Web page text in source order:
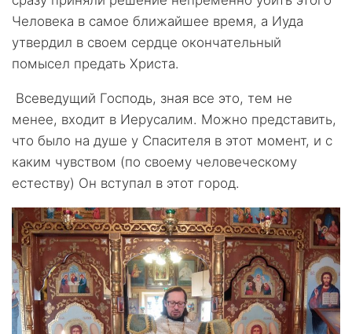
Человека в самое ближайшее время, а Иуда
утвердил в своем сердце окончательный
помысел предать Христа.
Всеведущий Господь, зная все это, тем не
менее, входит в Иерусалим. Можно представить,
что было на душе у Спасителя в этот момент, и с
каким чувством (по своему человеческому
естеству) Он вступал в этот город.